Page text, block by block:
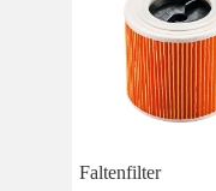
Faltenfilter